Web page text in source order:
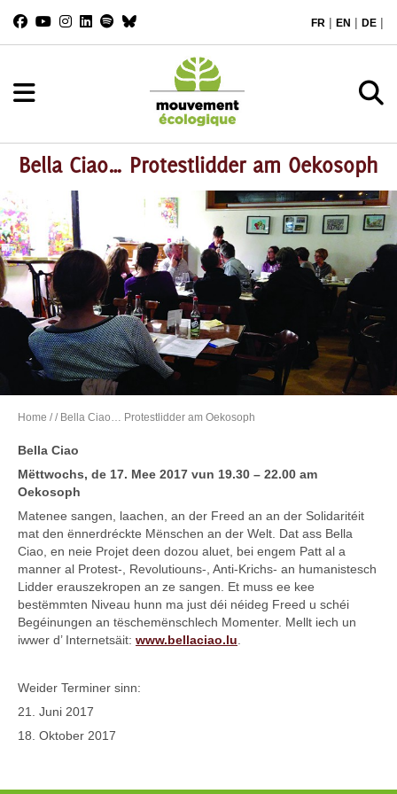
FR | EN | DE |
Bella Ciao… Protestlidder am Oekosoph
Home // Bella Ciao… Protestlidder am Oekosoph
Bella Ciao
Mëttwochs, de 17. Mee 2017 vun 19.30 – 22.00 am
Oekosoph
Matenee sangen, laachen, an der Freed an an der Solidaritéit
mat den ënnerdréckte Mënschen an der Welt. Dat ass Bella
Ciao, en neie Projet deen dozou aluet, bei engem Patt al a
manner al Protest-, Revolutiouns-, Anti-Krichs- an humanistesch
Lidder erauszekropen an ze sangen. Et muss ee kee
bestëmmten Niveau hunn ma just déi néideg Freed u schéi
Begéinungen an tëschemënschlech Momenter. Mellt iech un
iwwer d’ Internetsäit: www.bellaciao.lu
Weider Terminer sinn:
21. Juni 2017
18. Oktober 2017